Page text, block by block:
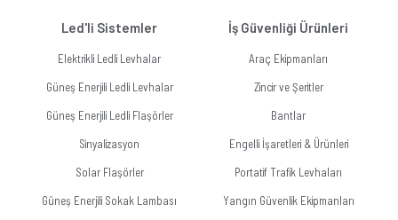
Led'li Sistemler
Elektrikli Ledli Levhalar
Güneş Enerjili Ledli Levhalar
Güneş Enerjili Ledli Flaşörler
Sinyalizasyon
Solar Flaşörler
Güneş Enerjili Sokak Lambası
İş Güvenliği Ürünleri
Araç Ekipmanları
Zincir ve Şeritler
Bantlar
Engelli İşaretleri & Ürünleri
Portatif Trafik Levhaları
Yangın Güvenlik Ekipmanları